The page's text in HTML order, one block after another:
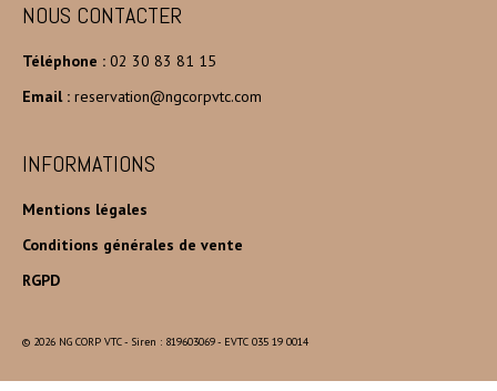
NOUS CONTACTER
Téléphone : 02 30 83 81 15
Email : reservation@ngcorpvtc.com
INFORMATIONS
Mentions légales
Conditions générales de vente
RGPD
© 2026 NG CORP VTC - Siren : 819603069 - EVTC 035 19 0014